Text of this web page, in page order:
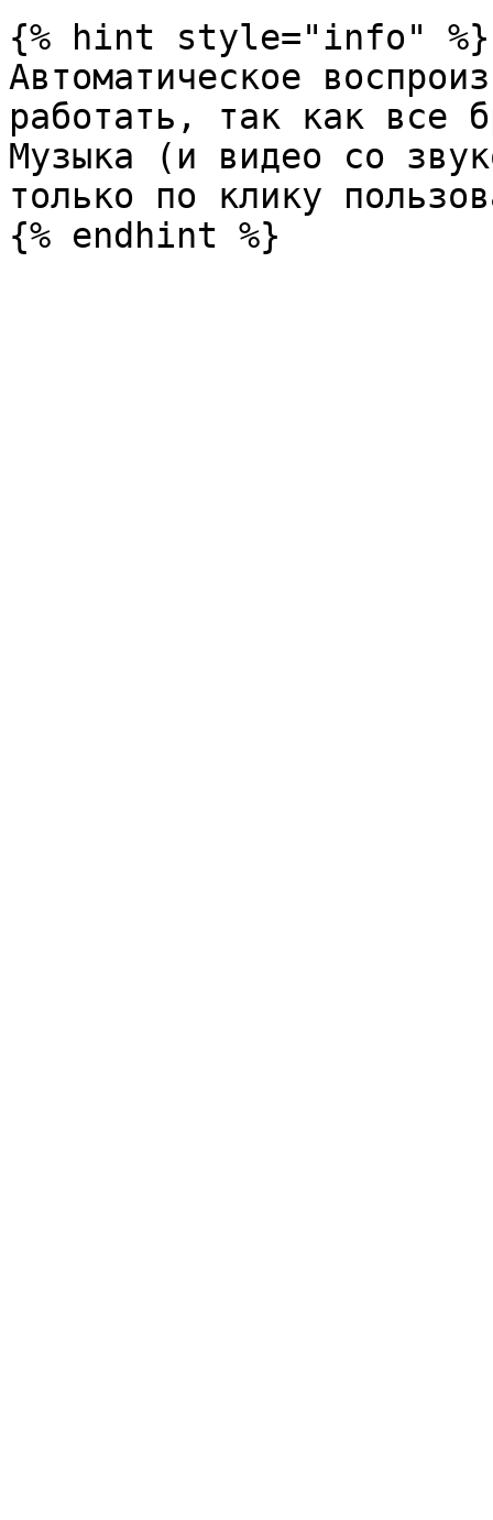
{% hint style="info" %}
Автоматическое
работать, так как все
Музыка (и видео со
только по клику